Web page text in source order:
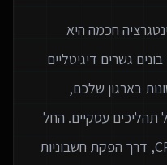
חכמה היא
גשרים דיגיטליים
בארגון שלכם,
תהליכים עסקיים. החל
מסנכרון לידים בין האתר ל-CRM, דרך הפקת חשבוניות